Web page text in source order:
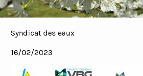
Syndicat des eaux
16/02/2023